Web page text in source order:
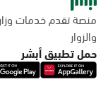
منصة تقدم خدمات
والزوار
حمل تطبيق أبشر